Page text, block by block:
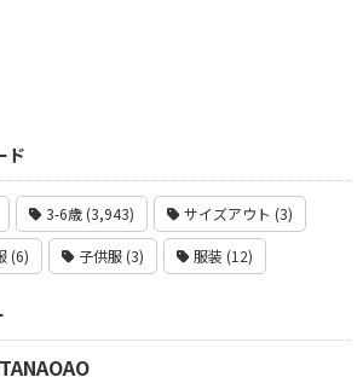
ド
3-6歳 (3,943) サイズアウト (3)
(6) 子供服 (3) 服装 (12)